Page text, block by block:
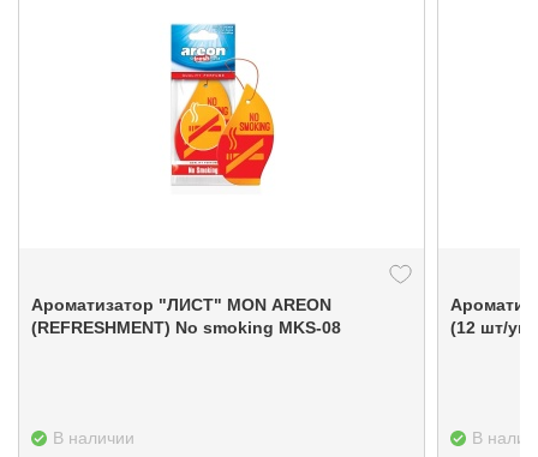
Ароматизатор "ЛИСТ" MON AREON
(REFRESHMENT) No smoking MKS-08
В наличии
(12 шт/уп)
В